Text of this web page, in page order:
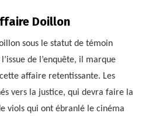
Doillon
sous le statut de témoin
de l’enquête, il marque
affaire retentissante. Les
vers la justice, qui devra faire la
viols qui ont ébranlé le cinéma